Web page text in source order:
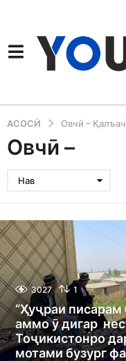
АСОСӢ Овчӣ –
Овчӣ –
Нав
3027 1
“Ҳуҷраи писарам
аммо ӯ дигар
Тоҷикистонро
мотами бузург